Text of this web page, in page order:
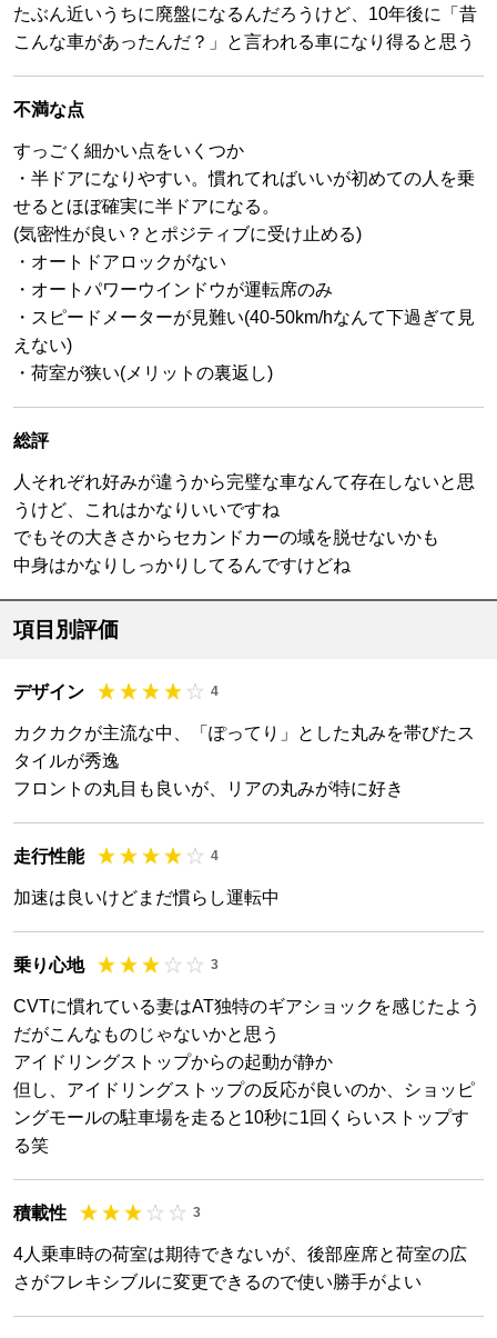
たぶん近いうちに廃盤になるんだろうけど、10年後に「昔
こんな車があったんだ？」と言われる車になり得ると思う
不満な点
すっごく細かい点をいくつか
・半ドアになりやすい。慣れてればいいが初めての人を乗
せるとほぼ確実に半ドアになる。
(気密性が良い？とポジティブに受け止める)
・オートドアロックがない
・オートパワーウインドウが運転席のみ
・スピードメーターが見難い(40-50km/hなんて下過ぎて見
えない)
・荷室が狭い(メリットの裏返し)
総評
人それぞれ好みが違うから完璧な車なんて存在しないと思
うけど、これはかなりいいですね
でもその大きさからセカンドカーの域を脱せないかも
中身はかなりしっかりしてるんですけどね
項目別評価
デザイン 4
カクカクが主流な中、「ぽってり」とした丸みを帯びたス
タイルが秀逸
フロントの丸目も良いが、リアの丸みが特に好き
走行性能 4
加速は良いけどまだ慣らし運転中
乗り心地 3
CVTに慣れている妻はAT独特のギアショックを感じたよう
だがこんなものじゃないかと思う
アイドリングストップからの起動が静か
但し、アイドリングストップの反応が良いのか、ショッピ
ングモールの駐車場を走ると10秒に1回くらいストップす
る笑
積載性 3
4人乗車時の荷室は期待できないが、後部座席と荷室の広
さがフレキシブルに変更できるので使い勝手がよい